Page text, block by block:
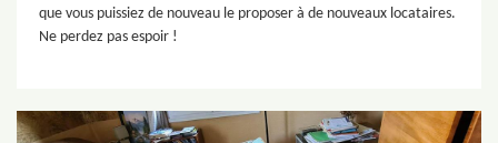
que vous puissiez de nouveau le proposer à de nouveaux locataires.
Ne perdez pas espoir !